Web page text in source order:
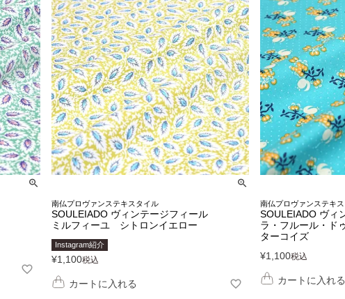
南仏プロヴァンステキスタイル
SOULEIADO ヴィンテージフィール
ミルフィーユ シトロンイエロー
Instagram紹介
¥1,100税込
カートに入れる
南仏プロヴァンステキ
SOULEIADO ヴィ
ラ・フルール・ド
ターコイズ
¥1,100税込
カートに入れる